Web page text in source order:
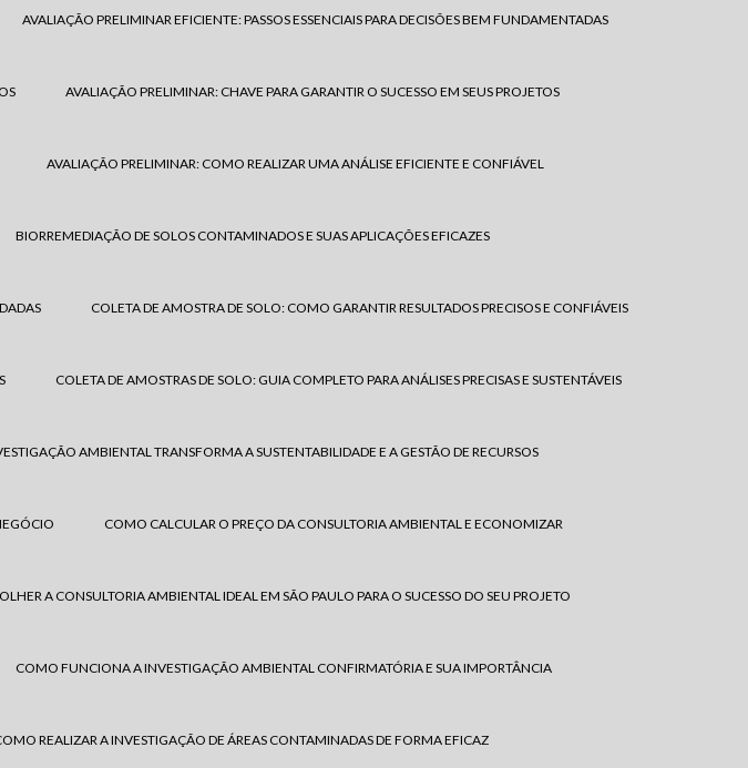
AVALIAÇÃO PRELIMINAR EFICIENTE: PASSOS ESSENCIAIS PARA DECISÕES BEM FUNDAMENTADAS
AVALIAÇÃO PRELIMINAR: CHAVE PARA GARANTIR O SUCESSO EM SEUS PROJETOS
AVALIAÇÃO PRELIMINAR: COMO REALIZAR UMA ANÁLISE EFICIENTE E CONFIÁVEL
BIORREMEDIAÇÃO DE SOLOS CONTAMINADOS E SUAS APLICAÇÕES EFICAZES
COLETA DE AMOSTRA DE SOLO: COMO GARANTIR RESULTADOS PRECISOS E CONFIÁVEIS
COLETA DE AMOSTRAS DE SOLO: GUIA COMPLETO PARA ANÁLISES PRECISAS E SUSTENTÁVEIS
AMBIENTAL TRANSFORMA A SUSTENTABILIDADE E A GESTÃO DE RECURSOS
COMO CALCULAR O PREÇO DA CONSULTORIA AMBIENTAL E ECONOMIZAR
A CONSULTORIA AMBIENTAL IDEAL EM SÃO PAULO PARA O SUCESSO DO SEU PROJETO
COMO FUNCIONA A INVESTIGAÇÃO AMBIENTAL CONFIRMATÓRIA E SUA IMPORTÂNCIA
REALIZAR A INVESTIGAÇÃO DE ÁREAS CONTAMINADAS DE FORMA EFICAZ